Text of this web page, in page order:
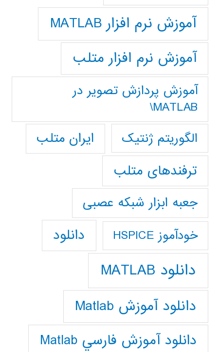
آموزش نرم افزار MATLAB
آموزش نرم افزار متلب
آموزش پردازش تصوير در
MATLAB\
الگوریتم ژنتیک
ایران متلب
ترفندهای متلب
جعبه ابزار شبکه عصبی
خودآموز HSPICE دانلود
دانلود MATLAB
دانلود آموزش Matlab
دانلود آموزش فارسي Matlab